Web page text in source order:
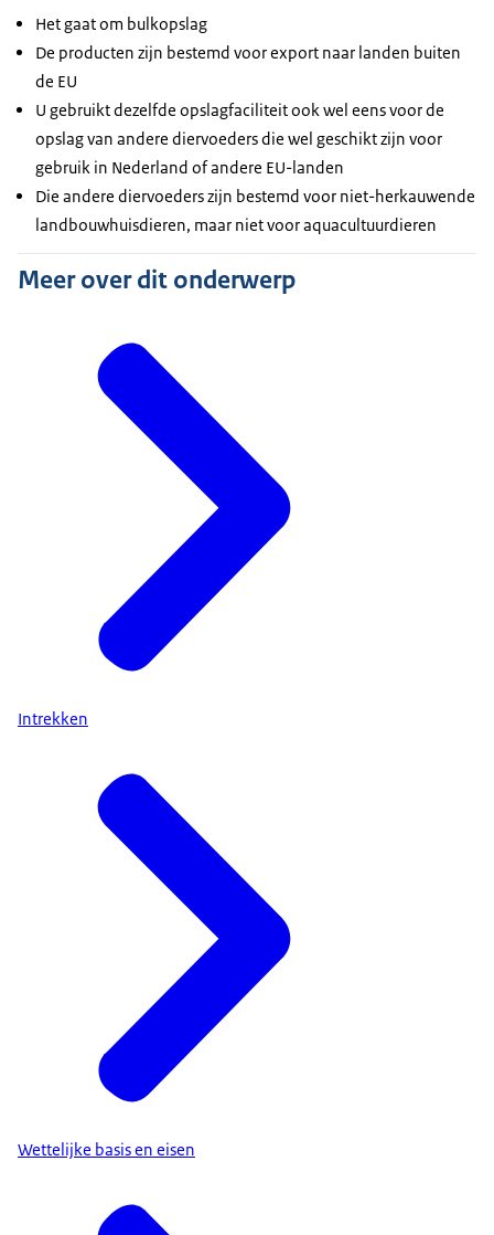
Het gaat om bulkopslag
De producten zijn bestemd voor export naar landen buiten
de EU
U gebruikt dezelfde opslagfaciliteit ook wel eens voor de
opslag van andere diervoeders die wel geschikt zijn voor
gebruik in Nederland of andere EU-landen
Die andere diervoeders zijn bestemd voor niet-herkauwende
landbouwhuisdieren, maar niet voor aquacultuurdieren
Meer over dit onderwerp
Intrekken
Wettelijke basis en eisen